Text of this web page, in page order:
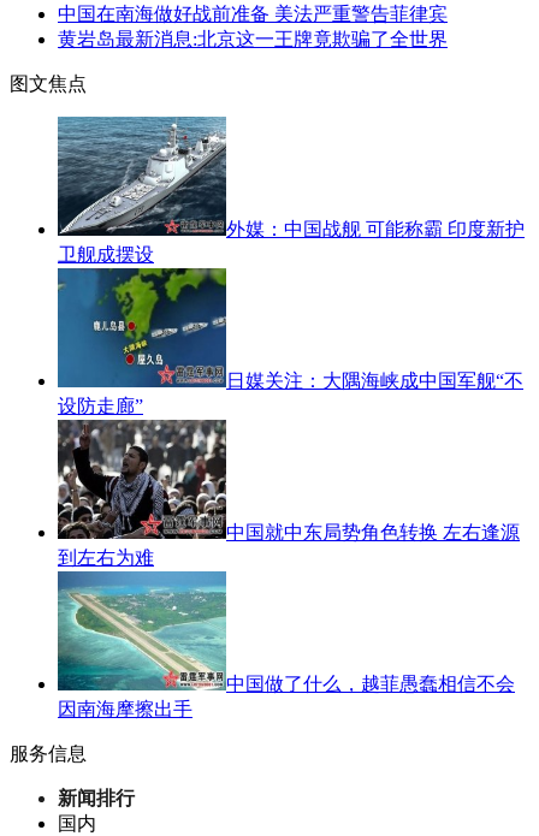
中国在南海做好战前准备 美法严重警告菲律宾
黄岩岛最新消息:北京这一王牌竟欺骗了全世界
图文焦点
外媒：中国战舰 可能称霸 印度新护
卫舰成摆设
日媒关注：大隅海峡成中国军舰“不
设防走廊”
中国就中东局势角色转换 左右逢源
到左右为难
中国做了什么，越菲愚蠢相信不会
因南海摩擦出手
服务信息
新闻排行
国内